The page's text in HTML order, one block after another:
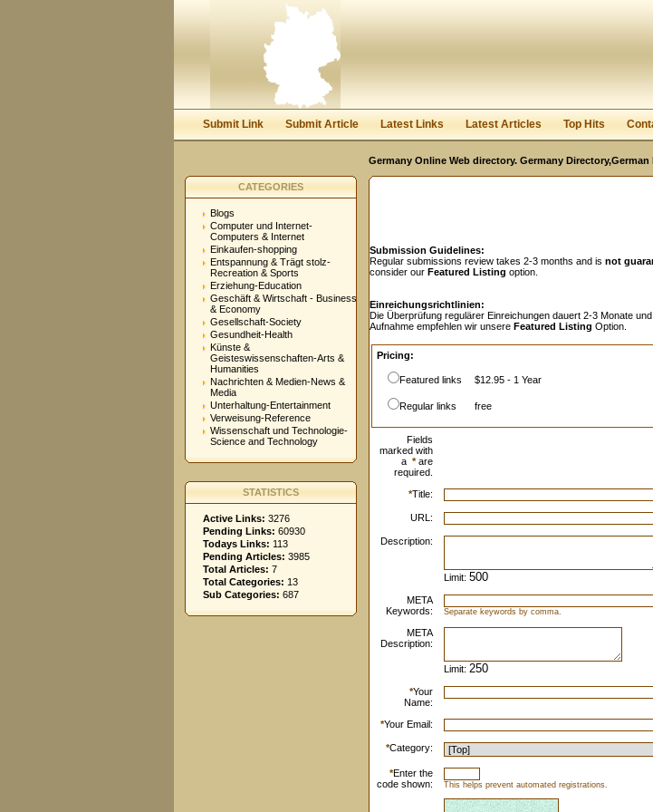
Keep me logged in.
Submit Link Submit Article Latest Links Latest Articles Top Hits
Germany Online Web directory. Germany
CATEGORIES
Blogs
Computer und Internet-
Computers & Internet
Einkaufen-shopping
Entspannung & Trägt stolz-
Recreation & Sports
Erziehung-Education
Geschäft & Wirtschaft - Business
& Economy
Gesellschaft-Society
Gesundheit-Health
Künste &
Geisteswissenschaften-Arts &
Humanities
Nachrichten & Medien-News &
Media
Unterhaltung-Entertainment
Verweisung-Reference
Wissenschaft und Technologie-
Science and Technology
STATISTICS
Active Links: 3276
Pending Links: 60930
Todays Links: 113
Pending Articles: 3985
Total Articles: 7
Total Categories: 13
Sub Categories: 687
Submission Guidelines:
Regular submissions review takes 2-3 months and is not
consider our Featured Listing option.
Einreichungsrichtlinien:
Die Überprüfung regulärer Einreichungen dauert 2-3 Monate
Aufnahme empfehlen wir unsere Featured Listing Option.
Pricing:
Featured links $12.95 - 1 Year
Regular links free
Fields
marked with
a *are
required.
*Title:
URL:
Description:
Limit:
META
Keywords:
Separate keywords by comma.
META
Description:
Limit:
*Your
Name:
*Your Email:
*Category:
*Enter the
code shown:
This helps prevent automated registrations.